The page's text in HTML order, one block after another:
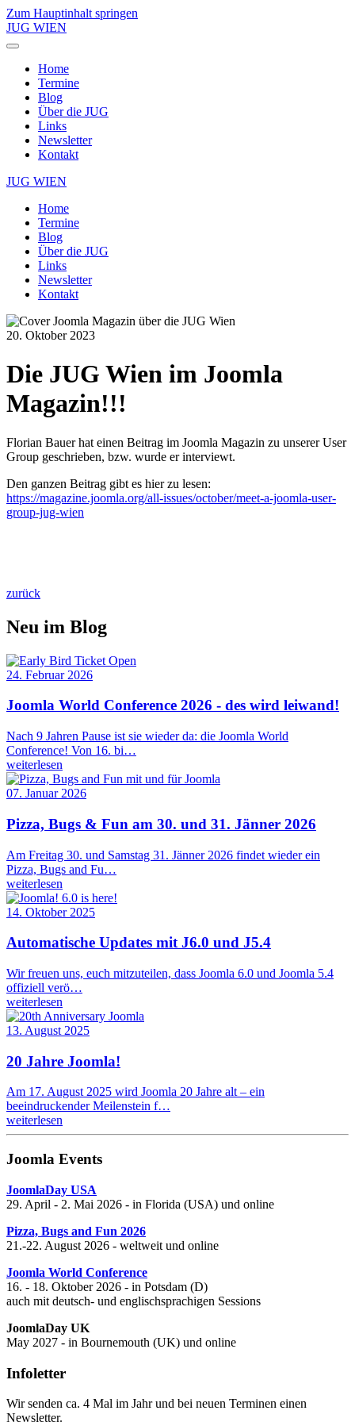
Zum Hauptinhalt springen
JUG WIEN
Home
Termine
Blog
Über die JUG
Links
Newsletter
Kontakt
JUG WIEN
Home
Termine
Blog
Über die JUG
Links
Newsletter
Kontakt
20. Oktober 2023
Die JUG Wien im Joomla
Magazin!!!
Florian Bauer hat einen Beitrag im Joomla Magazin zu unserer User
Group geschrieben, bzw. wurde er interviewt.
Den ganzen Beitrag gibt es hier zu lesen:
https://magazine.joomla.org/all-issues/october/meet-a-joomla-user-
group-jug-wien
zurück
Neu im Blog
24. Februar 2026
Joomla World Conference 2026 - des wird leiwand!
Nach 9 Jahren Pause ist sie wieder da: die Joomla World
Conference! Von 16. bi…
weiterlesen
07. Januar 2026
Pizza, Bugs & Fun am 30. und 31. Jänner 2026
Am Freitag 30. und Samstag 31. Jänner 2026 findet wieder ein
Pizza, Bugs and Fu…
weiterlesen
14. Oktober 2025
Automatische Updates mit J6.0 und J5.4
Wir freuen uns, euch mitzuteilen, dass Joomla 6.0 und Joomla 5.4
offiziell verö…
weiterlesen
13. August 2025
20 Jahre Joomla!
Am 17. August 2025 wird Joomla 20 Jahre alt – ein
beeindruckender Meilenstein f…
weiterlesen
Joomla Events
JoomlaDay USA
29. April - 2. Mai 2026 - in Florida (USA) und online
Pizza, Bugs and Fun 2026
21.-22. August 2026 - weltweit und online
Joomla World Conference
16. - 18. Oktober 2026 - in Potsdam (D)
auch mit deutsch- und englischsprachigen Sessions
JoomlaDay UK
May 2027 - in Bournemouth (UK) und online
Infoletter
Wir senden ca. 4 Mal im Jahr und bei neuen Terminen einen
Newsletter.